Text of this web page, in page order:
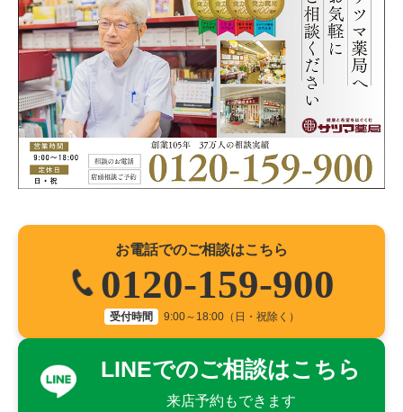
お電話でのご相談はこちら
0120-159-900
受付時間 9:00～18:00（日・祝除く）
LINEでのご相談はこちら
来店予約もできます